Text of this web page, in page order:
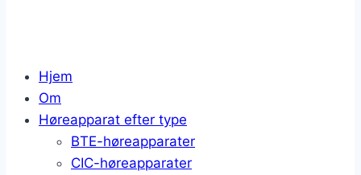
Hjem
Om
Høreapparat efter type
BTE-høreapparater
CIC-høreapparater